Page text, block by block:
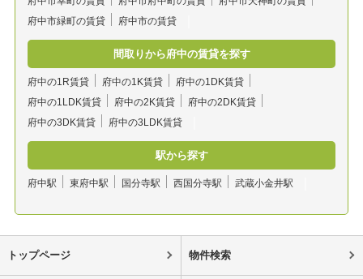
府中市緑町の賃貸
府中市の賃貸
間取りから府中の賃貸を探す
府中の1R賃貸 府中の1K賃貸
府中の1DK賃貸
府中の1LDK賃貸
府中の2K賃貸
府中の2DK賃貸
府中の3DK賃貸
府中の3LDK賃貸
駅から探す
府中駅 東府中駅 国分寺駅 西国分寺駅 武蔵小金井駅
トップページ 物件検索